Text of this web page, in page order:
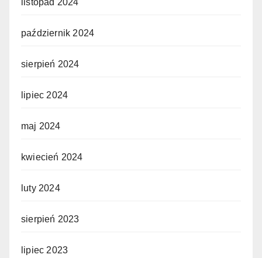
październik 2024
sierpień 2024
lipiec 2024
maj 2024
kwiecień 2024
luty 2024
sierpień 2023
lipiec 2023